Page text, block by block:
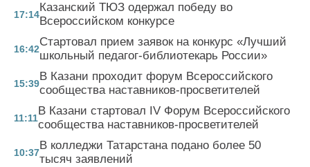
17:14
Казанский ТЮЗ одержал победу во
Всероссийском конкурсе
16:42
Стартовал прием заявок на конкурс «Лучший
школьный педагог-библиотекарь России»
15:39
В Казани проходит форум Всероссийского
сообщества наставников-просветителей
11:11
В Казани стартовал IV Форум Всероссийского
сообщества наставников-просветителей
10:37
В колледжи Татарстана подано более 50
тысяч заявлений